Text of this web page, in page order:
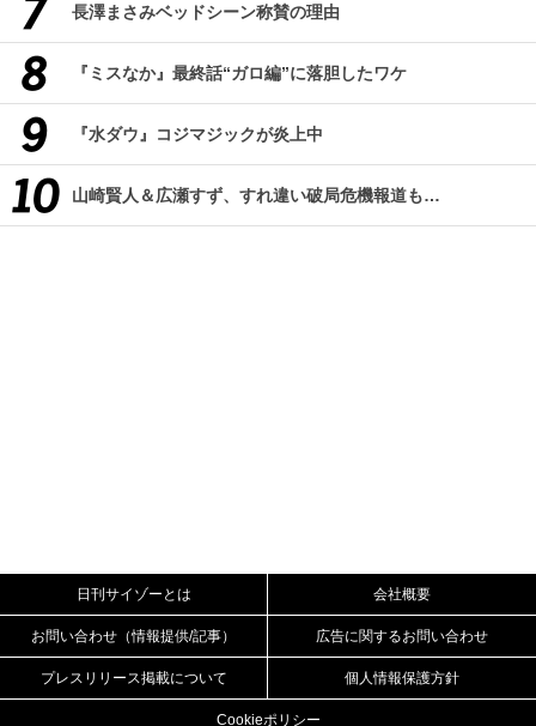
長澤まさみベッドシーン称賛の理由
『ミスなか』最終話“ガロ編”に落胆したワケ
『水ダウ』コジマジックが炎上中
山崎賢人＆広瀬すず、すれ違い破局危機報道も…
日刊サイゾーとは 会社概要
お問い合わせ（情報提供/記事） 広告に関するお問い合わせ
プレスリリース掲載について 個人情報保護方針
Cookieポリシー